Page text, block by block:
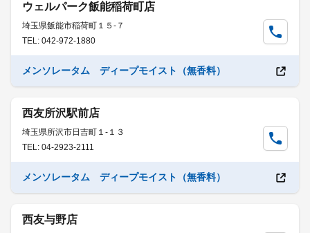
ウェルパーク飯能稲荷町店
埼玉県飯能市稲荷町１５-７
TEL: 042-972-1880
メンソレータム ディープモイスト（無香料）
西友所沢駅前店
埼玉県所沢市日吉町１-１３
TEL: 04-2923-2111
メンソレータム ディープモイスト（無香料）
西友与野店